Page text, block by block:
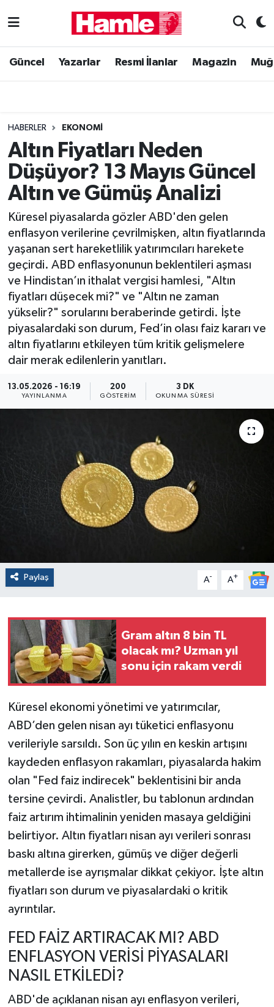
Güncel Yazarlar Resmi İlanlar Magazin
HABERLER EKONOMI
Altın Fiyatları Neden
Düşüyor? 13 Mayıs Güncel
Altın ve Gümüş Analizi
Küresel piyasalarda gözler ABD'den gelen
enflasyon verilerine çevrilmişken, altın fiyatlarında
yaşanan sert hareketlilik yatırımcıları harekete
geçirdi. ABD enflasyonunun beklentileri aşması
ve Hindistan’ın ithalat vergisi hamlesi, "Altın
fiyatları düşecek mi?" ve "Altın ne zaman
yükselir?" sorularını beraberinde getirdi. İşte
piyasalardaki son durum, Fed’in olası faiz kararı ve
altın fiyatlarını etkileyen tüm kritik gelişmelere
dair merak edilenlerin yanıtları.
13.05.2026 - 16:19
YAYINLANMA
200
GÖSTERIM
3 DK
OKUNMA SÜRESI
Paylaş A- A+
Gram altın 8 bin TL
olacak mı? Uzman yıl
sonu için rakam verdi
Küresel ekonomi yönetimi ve yatırımcılar,
ABD’den gelen nisan ayı tüketici enflasyonu
verileriyle sarsıldı. Son üç yılın en keskin artışını
kaydeden enflasyon rakamları, piyasalarda hakim
olan "Fed faiz indirecek" beklentisini bir anda
tersine çevirdi. Analistler, bu tablonun ardından
faiz artırım ihtimalinin yeniden masaya geldiğini
belirtiyor. Altın fiyatları nisan ayı verileri sonrası
baskı altına girerken, gümüş ve diğer değerli
metallerde ise ayrışmalar dikkat çekiyor. İşte altın
fiyatları son durum ve piyasalardaki o kritik
ayrıntılar.
FED FAİZ ARTIRACAK MI? ABD
ENFLASYON VERİSİ PİYASALARI
NASIL ETKİLEDİ?
ABD'de açıklanan nisan ayı enflasyon verileri,
Güncel
Magazin
Muğla Haber
Siyaset
Muğla Nöbetçi Eczaneler
Muğla Trafik Yoğunluk Haritası
Süper Lig Puan Durumu ve Fikstür
Tüm Manşetler
Son Dakika Haberleri
Haber Arşivi